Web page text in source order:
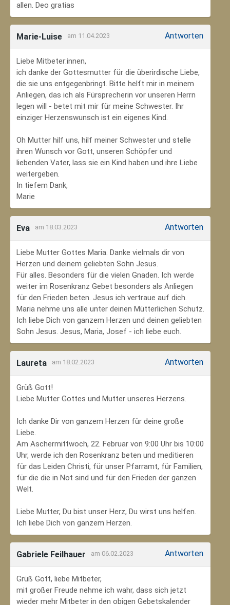
allen. Deo gratias
Marie-Luise am 11.04.2023 Antworten
Liebe Mitbeter:innen,
ich danke der Gottesmutter für die überirdische Liebe,
die sie uns entgegenbringt. Bitte helft mir in meinem
Anliegen, das ich als Fürsprecherin vor unseren Herrn
legen will - betet mit mir für meine Schwester. Ihr
einziger Herzenswunsch ist ein eigenes Kind.
Oh Mutter hilf uns, hilf meiner Schwester und stelle
ihren Wunsch vor Gott, unseren Schöpfer und
liebenden Vater, lass sie ein Kind haben und ihre Liebe
weitergeben.
In tiefem Dank,
Marie
Eva am 18.03.2023 Antworten
Liebe Mutter Gottes Maria. Danke vielmals dir von
Herzen und deinem geliebten Sohn Jesus.
Für alles. Besonders für die vielen Gnaden. Ich werde
weiter im Rosenkranz Gebet besonders als Anliegen
für den Frieden beten. Jesus ich vertraue auf dich.
Maria nehme uns alle unter deinen Mütterlichen Schutz.
Ich liebe Dich von ganzem Herzen und deinen geliebten
Sohn Jesus. Jesus, Maria, Josef - ich liebe euch.
Laureta am 18.02.2023 Antworten
Grüß Gott!
Liebe Mutter Gottes und Mutter unseres Herzens.
Ich danke Dir von ganzem Herzen für deine große
Liebe.
Am Aschermittwoch, 22. Februar von 9:00 Uhr bis 10:00
Uhr, werde ich den Rosenkranz beten und meditieren
für das Leiden Christi, für unser Pfarramt, für Familien,
für die die in Not sind und für den Frieden der ganzen
Welt.
Liebe Mutter, Du bist unser Herz, Du wirst uns helfen.
Ich liebe Dich von ganzem Herzen.
Gabriele Feilhauer am 06.02.2023 Antworten
Grüß Gott, liebe Mitbeter,
mit großer Freude nehme ich wahr, dass sich jetzt
wieder mehr Mitbeter in den obigen Gebetskalender